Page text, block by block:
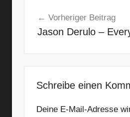
e
t
v
Vorheriger Beitrag
Jason Derulo –
Schreibe einen
Deine E-Mail-Adresse